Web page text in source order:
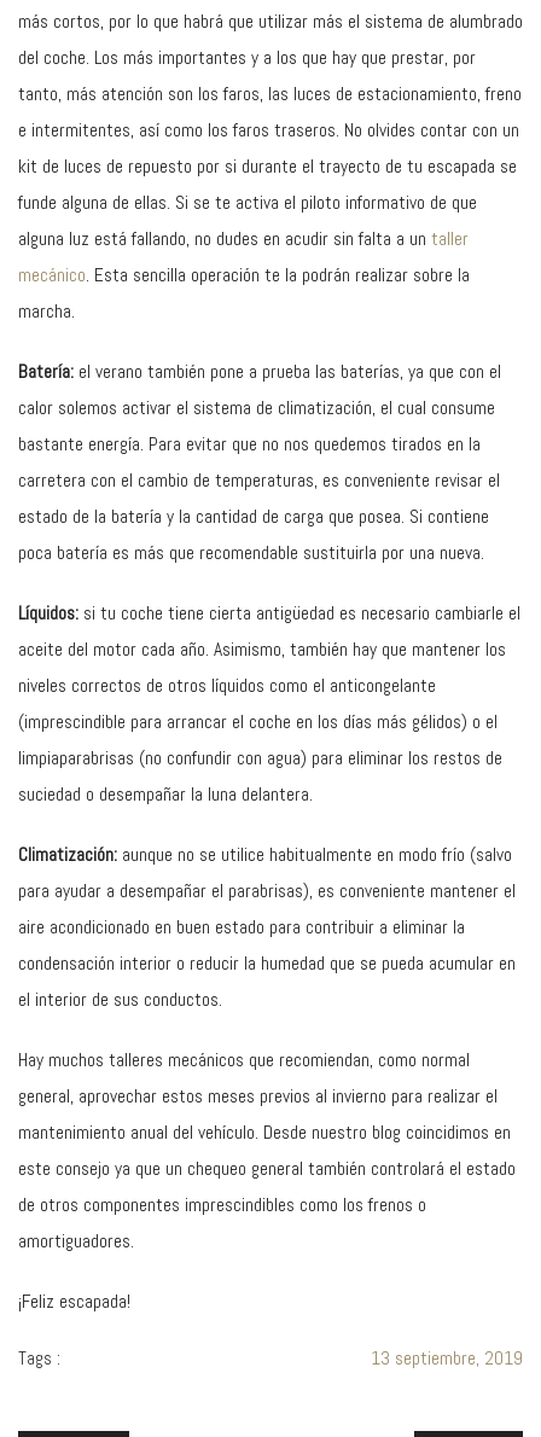
más cortos, por lo que habrá que utilizar más el sistema de alumbrado
del coche. Los más importantes y a los que hay que prestar, por
tanto, más atención son los faros, las luces de estacionamiento, freno
e intermitentes, así como los faros traseros. No olvides contar con un
kit de luces de repuesto por si durante el trayecto de tu escapada se
funde alguna de ellas. Si se te activa el piloto informativo de que
alguna luz está fallando, no dudes en acudir sin falta a un taller
mecánico. Esta sencilla operación te la podrán realizar sobre la
marcha.
Batería: el verano también pone a prueba las baterías, ya que con el
calor solemos activar el sistema de climatización, el cual consume
bastante energía. Para evitar que no nos quedemos tirados en la
carretera con el cambio de temperaturas, es conveniente revisar el
estado de la batería y la cantidad de carga que posea. Si contiene
poca batería es más que recomendable sustituirla por una nueva.
Líquidos: si tu coche tiene cierta antigüedad es necesario cambiarle el
aceite del motor cada año. Asimismo, también hay que mantener los
niveles correctos de otros líquidos como el anticongelante
(imprescindible para arrancar el coche en los días más gélidos) o el
limpiaparabrisas (no confundir con agua) para eliminar los restos de
suciedad o desempañar la luna delantera.
Climatización: aunque no se utilice habitualmente en modo frío (salvo
para ayudar a desempañar el parabrisas), es conveniente mantener el
aire acondicionado en buen estado para contribuir a eliminar la
condensación interior o reducir la humedad que se pueda acumular en
el interior de sus conductos.
Hay muchos talleres mecánicos que recomiendan, como normal
general, aprovechar estos meses previos al invierno para realizar el
mantenimiento anual del vehículo. Desde nuestro blog coincidimos en
este consejo ya que un chequeo general también controlará el estado
de otros componentes imprescindibles como los frenos o
amortiguadores.
¡Feliz escapada!
Tags : 13 septiembre, 2019